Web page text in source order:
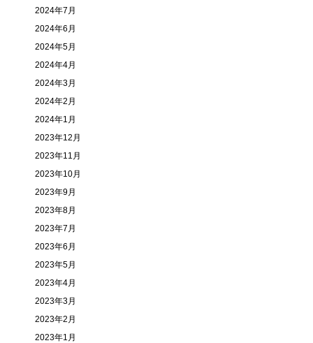
2024年7月
2024年6月
2024年5月
2024年4月
2024年3月
2024年2月
2024年1月
2023年12月
2023年11月
2023年10月
2023年9月
2023年8月
2023年7月
2023年6月
2023年5月
2023年4月
2023年3月
2023年2月
2023年1月